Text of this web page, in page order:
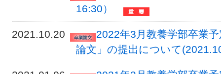
16:30）
2021.10.20
2022年3月教養学部卒業
論文」の提出について